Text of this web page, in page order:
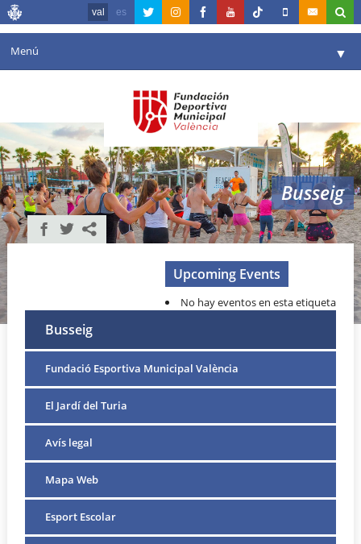
val es
Menú ▼
Agenda
Instal·lacions ▼
Comunicació ▼
València en esport ▼
Busseig
Upcoming Events
No hay eventos en esta etiqueta
Busseig
Fundació Esportiva Municipal València
El Jardí del Turia
Avís legal
Mapa Web
Esport Escolar